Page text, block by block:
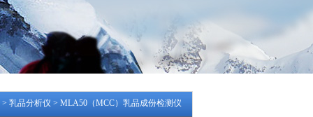
> 乳品分析仪 > MLA50（MCC）乳品成份检测仪